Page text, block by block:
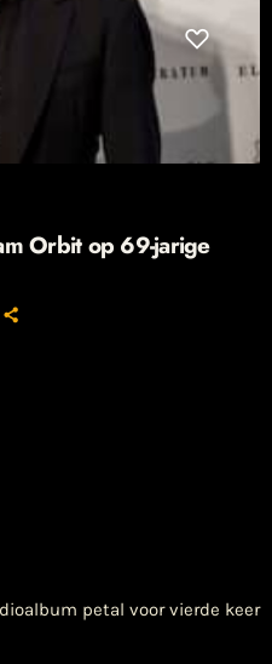
Orbit op 69-jarige
petal voor vierde keer